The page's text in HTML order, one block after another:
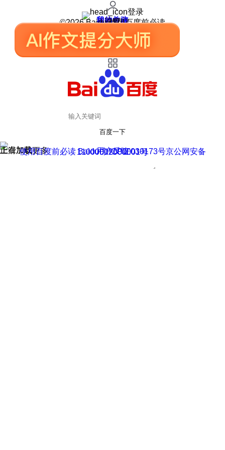
登录
我的关注
我的收藏
皮肤中心
用户反馈
设置
©2026 Baidu 使用百度前必读
百度一下
正在加载
上滑加载更多 用户反馈
使用百度前必读 Baidu 京ICP证030173号
京公网安备11000002000001号